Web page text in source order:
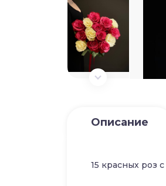
Описание
15 красных роз